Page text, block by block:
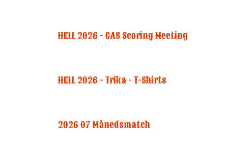
HELL 2026 - CAS Scoring Meeting
HELL 2026 - Trika - T-Shirts
2026 07 Månedsmatch